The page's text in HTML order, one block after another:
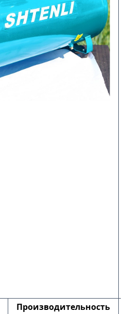
Производительность